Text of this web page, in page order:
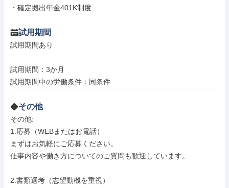
・確定拠出年金401K制度
試用期間
試用期間あり
試用期間：3か月
試用期間中の労働条件：同条件
その他
その他:
1.応募（WEBまたはお電話）
まずはお気軽にご応募ください。
仕事内容や働き方についてのご質問も歓迎しています。
2.書類選考（志望動機を重視）